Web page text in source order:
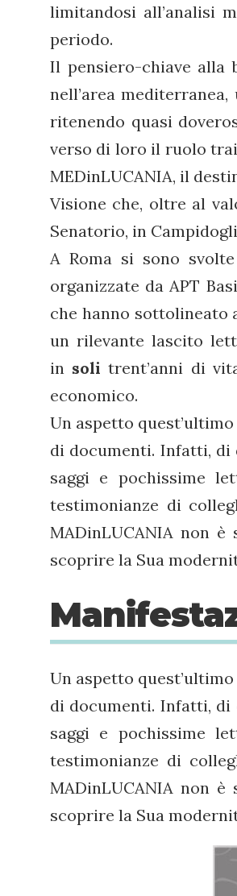
limitandosi all’analisi
periodo.
Il pensiero-chiave alla
nell’area
ritenendo quasi
verso di loro il ruolo
MEDinLUCANIA, il
Visione che, oltre al
Senatorio, in
A Roma si sono
organizzate da APT
che hanno sottolineato
un rilevante lascito
in soli trent’anni di
economico.
Un aspetto
di documenti. Infatti,
saggi e pochissime
testimonianze di
MADinLUCANIA non
scoprire la Sua
Un aspetto
di documenti. Infatti,
saggi e pochissime
testimonianze di
MADinLUCANIA non
scoprire la Sua